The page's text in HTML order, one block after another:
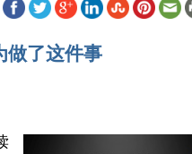
做了这件事